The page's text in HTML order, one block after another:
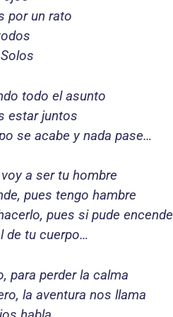
por un rato
todo el asunto
estar juntos
se acabe y nada pase…
a ser tu hombre
pues tengo hambre
pues si pude
de tu cuerpo…
para perder la calma
la aventura nos llama